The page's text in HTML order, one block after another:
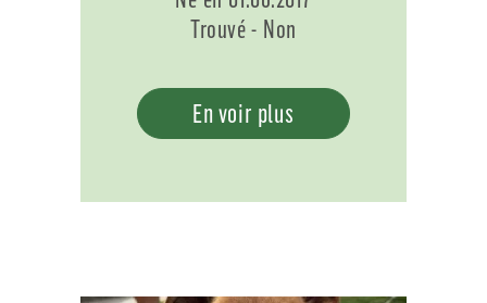
Trouvé - Non
En voir plus